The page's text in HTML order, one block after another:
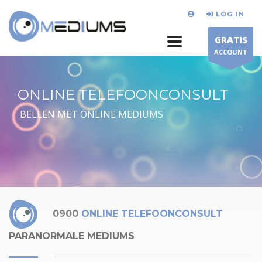
LOG IN
GRATIS
ACCOUNT
ONLINE TELEFOONCONSULT
BELLEN MET ONLINE MEDIUMS
0900 ONLINE TELEFOONCONSULT
PARANORMALE MEDIUMS